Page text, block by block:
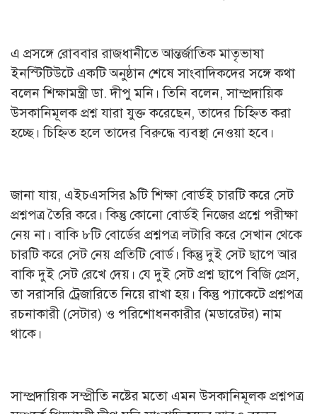
এ প্রসঙ্গে রোববার রাজধানীতে আন্তর্জাতিক মাতৃভাষা
ইনস্টিটিউটে একটি অনুষ্ঠান শেষে সাংবাদিকদের সঙ্গে কথা
বলেন শিক্ষামন্ত্রী ডা. দীপু মনি। তিনি বলেন, সাম্প্রদায়িক
উসকানিমূলক প্রশ্ন যারা যুক্ত করেছেন, তাদের চিহ্নিত করা
হচ্ছে। চিহ্নিত হলে তাদের বিরুদ্ধে ব্যবস্থা নেওয়া হবে।
জানা যায়, এইচএসসির ৯টি শিক্ষা বোর্ডই চারটি করে সেট
প্রশ্নপত্র তৈরি করে। কিন্তু কোনো বোর্ডই নিজের প্রশ্নে পরীক্ষা
নেয় না। বাকি ৮টি বোর্ডের প্রশ্নপত্র লটারি করে সেখান থেকে
চারটি করে সেট নেয় প্রতিটি বোর্ড। কিন্তু দুই সেট ছাপে আর
বাকি দুই সেট রেখে দেয়। যে দুই সেট প্রশ্ন ছাপে বিজি প্রেস,
তা সরাসরি ট্রেজারিতে নিয়ে রাখা হয়। কিন্তু প্যাকেটে প্রশ্নপত্র
রচনাকারী (সেটার) ও পরিশোধনকারীর (মডারেটর) নাম
থাকে।
সাম্প্রদায়িক সম্প্রীতি নষ্টের মতো এমন উসকানিমূলক প্রশ্নপত্র